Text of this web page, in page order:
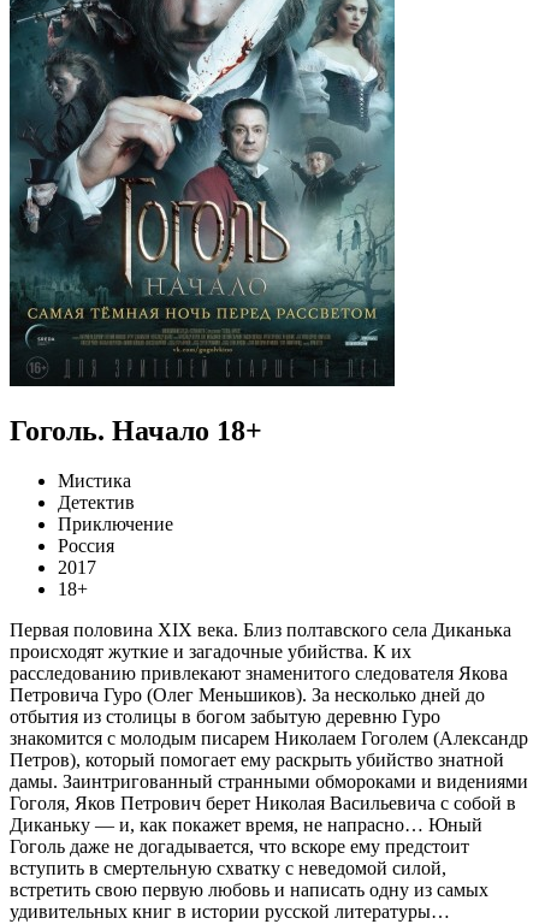
Гоголь. Начало 18+
Мистика
Детектив
Приключение
Россия
2017
18+
Первая половина XIX века. Близ полтавского села Диканька
происходят жуткие и загадочные убийства. К их
расследованию привлекают знаменитого следователя Якова
Петровича Гуро (Олег Меньшиков). За несколько дней до
отбытия из столицы в богом забытую деревню Гуро
знакомится с молодым писарем Николаем Гоголем (Александр
Петров), который помогает ему раскрыть убийство знатной
дамы. Заинтригованный странными обмороками и видениями
Гоголя, Яков Петрович берет Николая Васильевича с собой в
Диканьку — и, как покажет время, не напрасно… Юный
Гоголь даже не догадывается, что вскоре ему предстоит
вступить в смертельную схватку с неведомой силой,
встретить свою первую любовь и написать одну из самых
удивительных книг в истории русской литературы…